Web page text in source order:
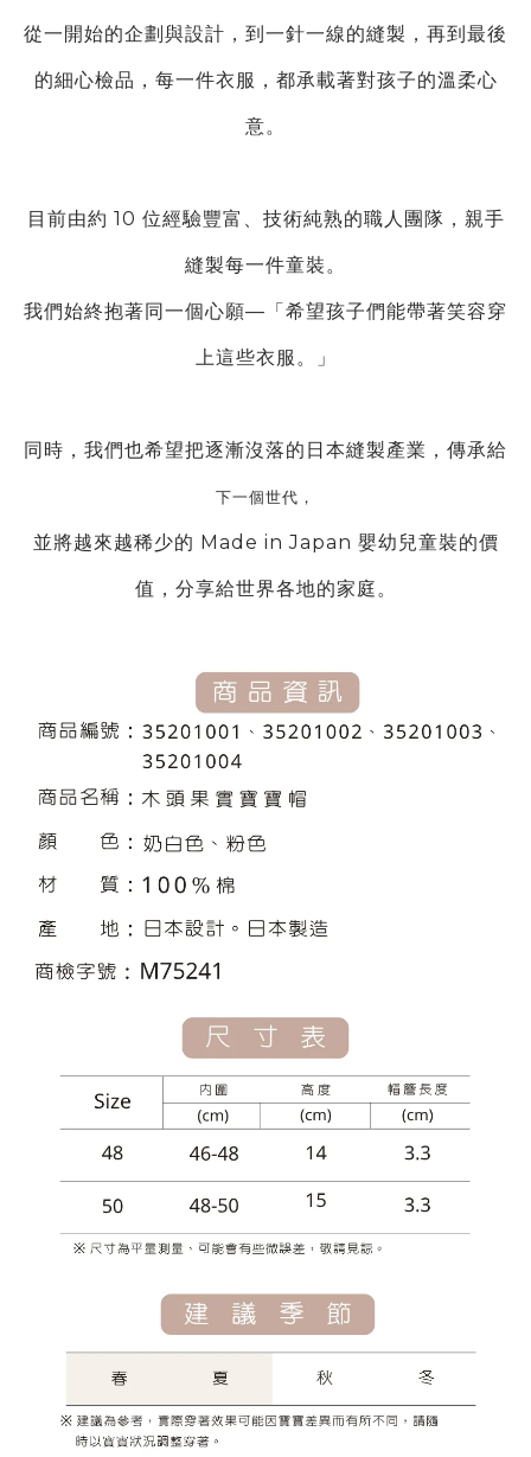
從一開始的企劃與設計，到一針一線的縫製，再到 最後
的細心檢品，每一件衣服，都承載著對孩子的溫柔心
意。
目前由約 10 位經驗豐富、技術純熟的職人團隊，親手
縫製每一件童裝。
我們始終抱著同一個心願—「希望孩子們能帶著笑容穿
上這些衣服。」
同時，我們也希望把逐漸沒落的日本縫製產業，傳承給
下一個世代，
並將越來越稀少的 Made in Japan 嬰幼兒童裝的價
值，分享給世界各地的家庭。